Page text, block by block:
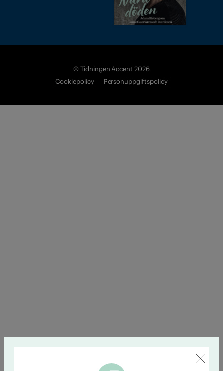
© Tidningen Accent 2026
Cookiepolicy
Personuppgiftspolicy